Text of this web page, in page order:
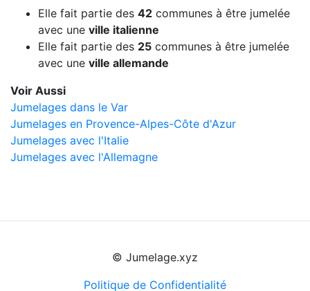
Elle fait partie des 42 communes à être jumelée
avec une ville italienne
Elle fait partie des 25 communes à être jumelée
avec une ville allemande
Voir Aussi
Jumelages dans le Var
Jumelages en Provence-Alpes-Côte d'Azur
Jumelages avec l'Italie
Jumelages avec l'Allemagne
© Jumelage.xyz
Politique de Confidentialité